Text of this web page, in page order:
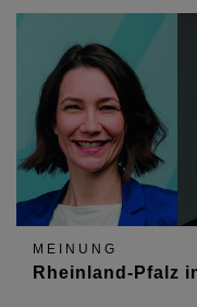
MEINUNG
Rheinland-Pfalz